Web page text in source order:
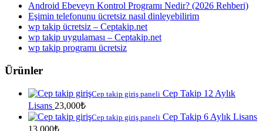
Android Ebeveyn Kontrol Programı Nedir? (2026 Rehberi)
Eşimin telefonunu ücretsiz nasıl dinleyebilirim
wp takip ücretsiz – Ceptakip.net
wp takip uygulaması – Ceptakip.net
wp takip programı ücretsiz
Ürünler
Cep takip giriş paneli Cep Takip 12 Aylık
Lisans 23,000₺
Cep takip giriş paneli Cep Takip 6 Aylık Lisans
13,000₺